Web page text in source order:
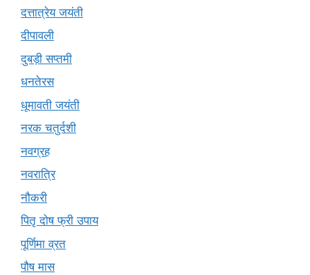
दत्तात्रेय जयंती
दीपावली
दुबड़ी सप्तमी
धनतेरस
धूमावती जयंती
नरक चतुर्दशी
नवग्रह
नवरात्रि
नौकरी
पितृ दोष फ्री उपाय
पूर्णिमा व्रत
पौष मास